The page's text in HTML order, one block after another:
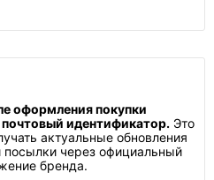
оформления покупки
почтовый идентификатор. Это
актуальные обновления
через официальный
бренда.